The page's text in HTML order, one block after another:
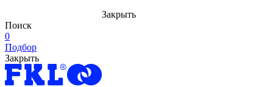
Закрыть
Поиск
0
Подбор
Закрыть